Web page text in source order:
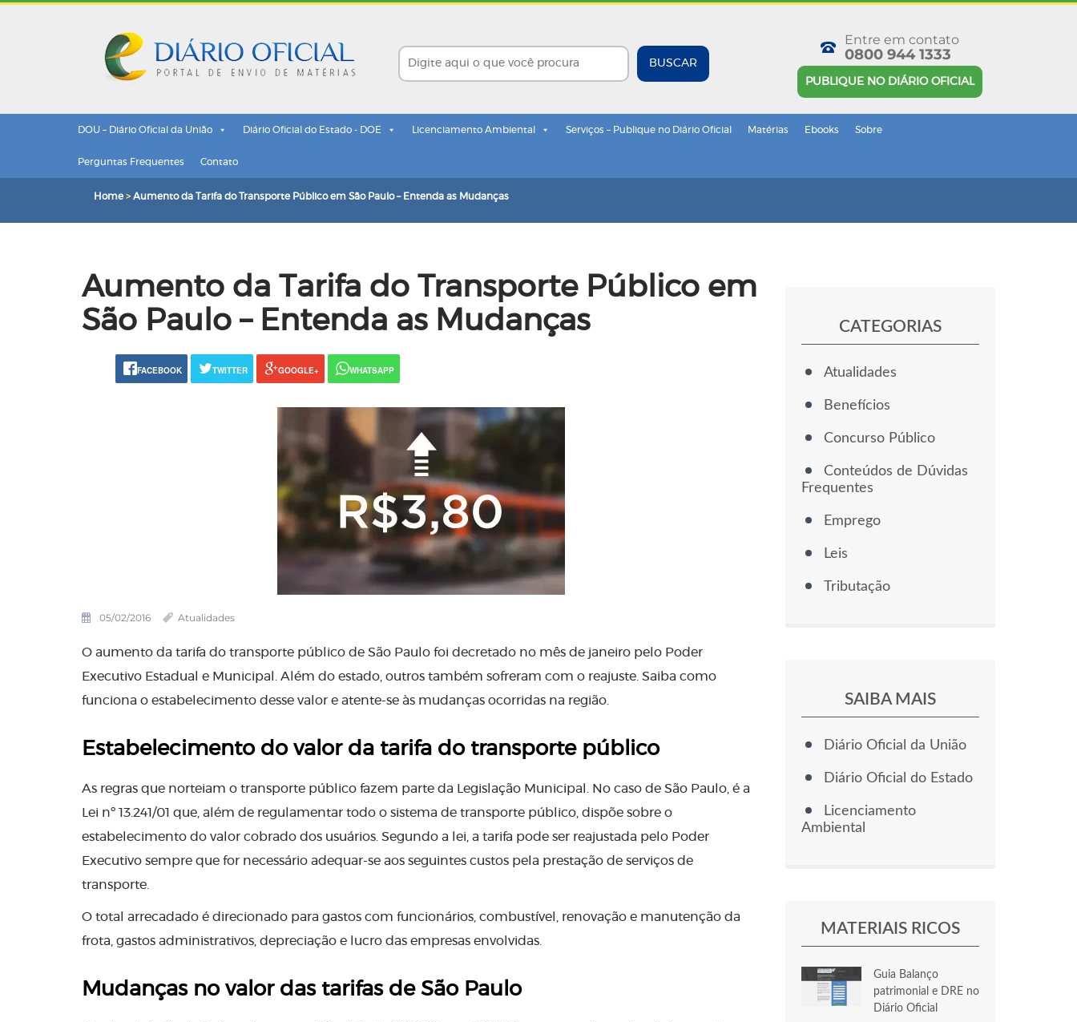
BUSCAR
Entre em contato
0800 944 1333
PUBLIQUE NO DIÁRIO OFICIAL
DOU – Diário Oficial da União Diário Oficial do Estado - DOE Licenciamento Ambiental Serviços – Publique no Diário Oficial Matérias Ebooks Sobre
Perguntas Frequentes Contato
Home > Aumento da Tarifa do Transporte Público em São Paulo – Entenda as Mudanças
Aumento da Tarifa do Transporte Público em
São Paulo – Entenda as Mudanças
FACEBOOK TWITTER GOOGLE+ WHATSAPP
05/02/2016 Atualidades
O aumento da tarifa do transporte público de São Paulo foi decretado no mês de janeiro pelo Poder
Executivo Estadual e Municipal. Além do estado, outros também sofreram com o reajuste. Saiba como
funciona o estabelecimento desse valor e atente-se às mudanças ocorridas na região.
Estabelecimento do valor da tarifa do transporte público
As regras que norteiam o transporte público fazem parte da Legislação Municipal. No caso de São Paulo, é a
Lei nº 13.241/01 que, além de regulamentar todo o sistema de transporte público, dispõe sobre o
estabelecimento do valor cobrado dos usuários. Segundo a lei, a tarifa pode ser reajustada pelo Poder
Executivo sempre que for necessário adequar-se aos seguintes custos pela prestação de serviços de
transporte.
O total arrecadado é direcionado para gastos com funcionários, combustível, renovação e manutenção da
frota, gastos administrativos, depreciação e lucro das empresas envolvidas.
Mudanças no valor das tarifas de São Paulo
CATEGORIAS
Atualidades
Benefícios
Concurso Público
Conteúdos de Dúvidas
Frequentes
Emprego
Leis
Tributação
SAIBA MAIS
Diário Oficial da União
Diário Oficial do Estado
Licenciamento
Ambiental
MATERIAIS RICOS
Guia Balanço
patrimonial e DRE no
Diário Oficial